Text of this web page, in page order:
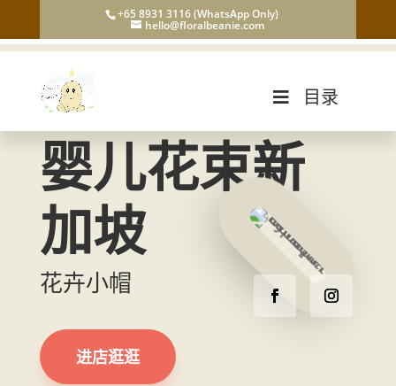
+65 8931 3116 (WhatsApp Only)
hello@floralbeanie.com
目录
婴儿花束新
加坡
花卉小帽
进店逛逛